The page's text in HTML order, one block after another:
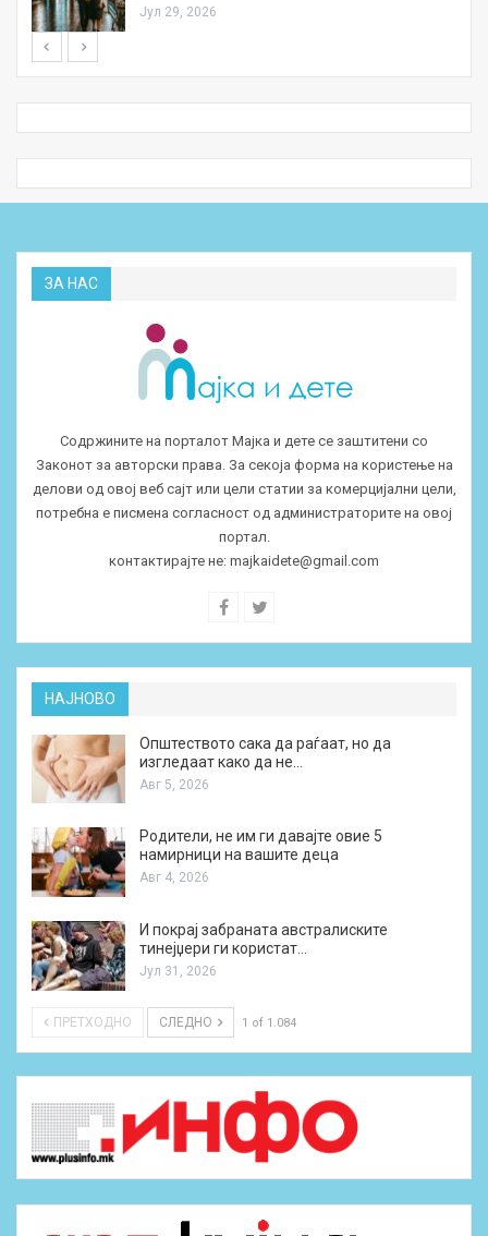
Јул 29, 2026
ЗА НАС
Содржините на порталот Мајка и дете се заштитени со
Законот за авторски права. За секоја форма на користење на
делови од овој веб сајт или цели статии за комерцијални цели,
потребна е писмена согласност од администраторите на овој
портал.
контактирајте не: majkaidete@gmail.com
НАЈНОВО
Општеството сака да раѓаат, но да
изгледаат како да не…
Авг 5, 2026
Родители, не им ги давајте овие 5
намирници на вашите деца
Авг 4, 2026
И покрај забраната австралиските
тинејџери ги користат…
Јул 31, 2026
ПРЕТХОДНО СЛЕДНО 1 of 1.084